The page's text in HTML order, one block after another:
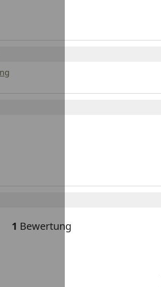
1 Bewertung